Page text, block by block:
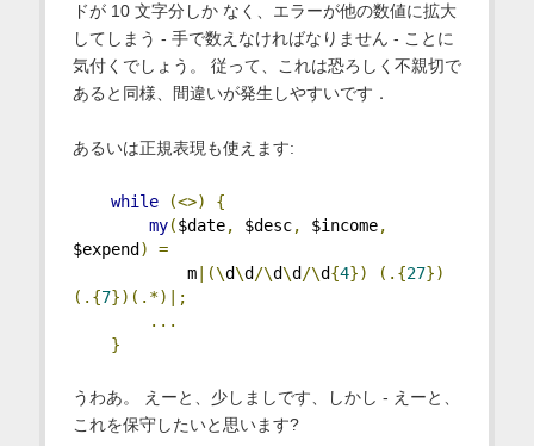
ドが 10 文字分しか なく、エラーが他の数値に拡大
してしまう - 手で数えなければなりません - ことに
気付くでしょう。 従って、これは恐ろしく不親切で
あると同様、間違いが発生しやすいです．
あるいは正規表現も使えます:
while (<>)
{
my($date, $desc, $income,
$expend )
=
m|(\d\d/\d\d/\d{4}) (.{27})
(.{7})(.*)|;
...
}
うわあ。 えーと、少しましです、しかし - えーと、
これを保守したいと思います?